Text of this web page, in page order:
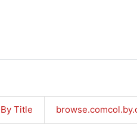
By Title